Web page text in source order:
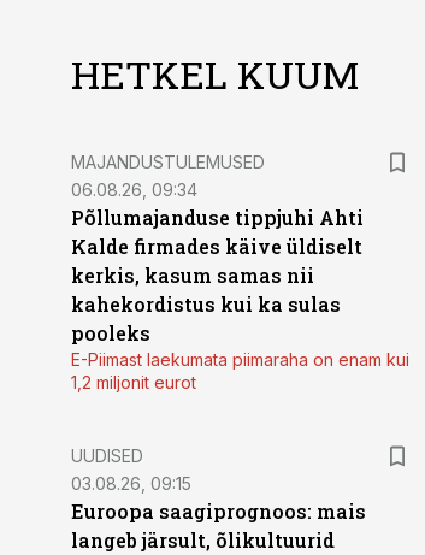
HETKEL KUUM
MAJANDUSTULEMUSED
06.08.26, 09:34
Põllumajanduse tippjuhi Ahti
Kalde firmades käive üldiselt
kerkis, kasum samas nii
kahekordistus kui ka sulas
pooleks
E-Piimast laekumata piimaraha on enam kui
1,2 miljonit eurot
UUDISED
03.08.26, 09:15
Euroopa saagiprognoos: mais
langeb järsult, õlikultuurid